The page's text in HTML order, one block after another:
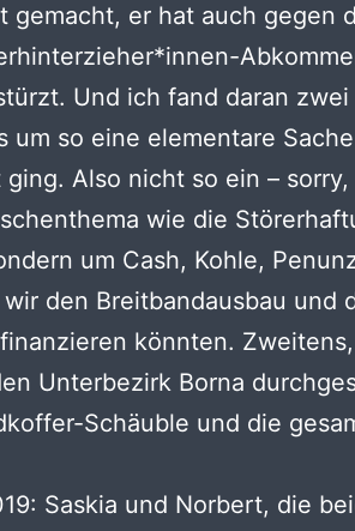
gemacht, er hat auch gegen
Und ich fand daran
um so eine elementare
Also nicht so ein – sorry,
wie die
um Cash, Kohle,
den Breitbandausbau und
könnten.
Unterbezirk Borna
Schäuble und die
Saskia und Norbert, die